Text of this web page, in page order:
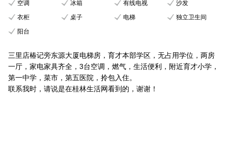
空调
冰箱 有线电视
沙发
衣柜
桌子 电梯
独立卫生间
阳台
三里店椿记旁东源大厦电梯房，育才本部学区，无占用学位，两房
一厅，家电家具齐全，3台空调，燃气，生活便利，附近育才小学，
第一中学，菜市，第五医院，拎包入住。
联系我时，请说是在桂林生活网看到的，谢谢！